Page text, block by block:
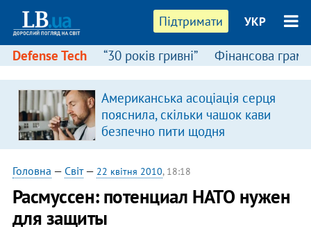
Підтримати УКР
Defense Tech “30 років гривні” Фінансова
Американська асоціація серця
пояснила, скільки чашок кави
безпечно пити щодня
Головна — Світ— 22 квітня 2010, 18:18
Расмуссен: потенциал НАТО нужен
для защиты